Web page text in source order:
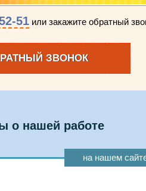
51 или закажите обратный
ЗВОНОК
о нашей работе
на нашем